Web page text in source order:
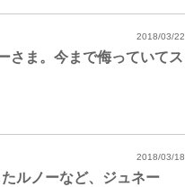
さま。今まで侮っていてス
2018/03/22
ルノーなど、ジュネー
2018/03/18